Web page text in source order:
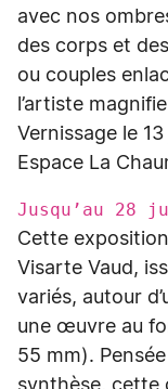
avec nos
des corps et
ou couples
l’artiste
Vernissage le
Espace La
Jusqu’au
Cette
Visarte Vaud,
variés, autour
une œuvre au
55 mm).